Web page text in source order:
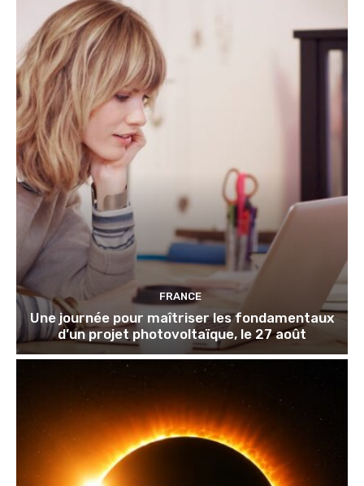
FRANCE
Une journée pour maîtriser les fondamentaux
d’un projet photovoltaïque, le 27 août